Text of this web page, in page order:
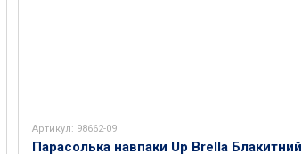
Артикул: 98662-09
Парасолька навпаки Up Brella Блакитний